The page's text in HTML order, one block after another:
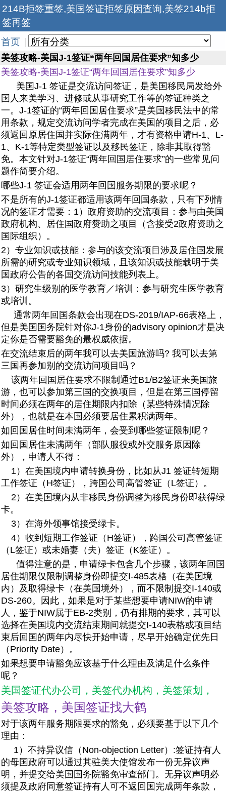
214B拒签重签,美国签证拒签原因查询,美签214b拒
签再签
首页
美签攻略-美国J-1签证“两年回国居住要求”知多少
美签攻略-美国J-1签证“两年回国居住要求”知多少
美国J-1 签证是交流访问签证，是美国移民局发给外
国人来美学习、进修或从事研究工作等的签证种类之
一。J-1签证的“两年回国居住要求”是美国移民法中的常
用条款，规定交流访问学者完成在美国的项目之后，必
须返回原居住国并实际住满两年，才有资格申请H-1、L-
1、K-1等特定类型签证以及移民签证，除非其取得豁
免。本文针对J-1签证“两年回国居住要求”的一些常见问
题作简要介绍。
哪些J-1 签证会适用两年回国服务期限的要求呢？
不是所有的J-1签证都适用该两年回国条款，只有下列情
况的签证才需要：1）政府资助的交流项目：参与由美国
政府机构、居住国政府赞助之项目（含接受2政府资助之
国际组织）。
2）专业知识或技能：参与的该交流项目涉及居住国发展
所需的研究或专业知识领域，且该知识或技能载明于美
国政府公告的各国交流访问技能列表上。
3）研究生级别的医学教育／培训：参与研究生医学教育
或培训。
通常两年回国条款会出现在DS-2019/IAP-66表格上，
但是美国国务院针对你J-1身份的advisory opinion才是决
定你是否需要豁免的最权威依据。
在交流结束后的两年我可以去美国旅游吗? 我可以去第
三国再参加别的交流访问项目吗？
该两年回国居住要求不限制通过B1/B2签证来美国旅
游，也可以参加第三国的交换项目，但是在第三国停留
时间必须在两年的居住期限内扣除（某些特殊情况除
外），也就是在本国必须要居住累积满两年。
如回国居住时间未满两年，会受到哪些签证限制呢？
如回国居住未满两年（部队服役或外交服务原因除
外），申请人不得：
1）在美国境内申请转换身份，比如从J1 签证转短期
工作签证（H签证），跨国公司高管签证（L签证）。
2）在美国境内从非移民身份调整为移民身份即获得绿
卡。
3）在海外领事馆接受绿卡。
4）收到短期工作签证（H签证），跨国公司高管签证
（L签证）或未婚妻（夫）签证（K签证）。
值得注意的是，申请绿卡包含几个步骤，该两年回国
居住期限仅限制调整身份即提交I-485表格（在美国境
内）及取得绿卡（在美国境外），而不限制提交I-140或
DS-260。因此，如果是对于某些想要申请NIW的申请
人，鉴于NIW属于EB-2类别，仍有排期的要求，其可以
选择在美国境内交流结束期间就提交I-140表格或项目结
束后回国的两年内尽快开始申请，尽早开始确定优先日
（Priority Date）。
如果想要申请豁免应该基于什么理由及满足什么条件
呢？
美国签证代办公司，美签代办机构，美签策划，
美签攻略，美国签证找大鹤
对于该两年服务期限要求的豁免，必须要基于以下几个
理由：
1）不持异议信（Non-objection Letter）:签证持有人
的母国政府可以通过其驻美大使馆发布一份无异议声
明，并提交给美国国务院豁免审查部门。无异议声明必
须提及政府同意签证持有人可不返回国完成两年条款，